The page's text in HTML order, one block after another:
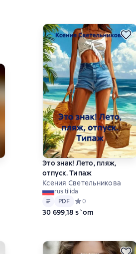
основе 0 оценок
Это знак! Лето, пляж,
отпуск. Типаж
Ксения Светельникова
rus tilida
Matn
PDF
PDF Средний рейтинг 0
0
30 699,18 s`om